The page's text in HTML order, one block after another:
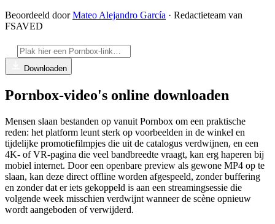
Beoordeeld doorMateo Alejandro García · Redactieteam van
FSAVED
Downloaden
Pornbox-video's online downloaden
Mensen slaan bestanden op vanuit Pornbox om een praktische
reden: het platform leunt sterk op voorbeelden in de winkel en
tijdelijke promotiefilmpjes die uit de catalogus verdwijnen, en een
4K- of VR-pagina die veel bandbreedte vraagt, kan erg haperen bij
mobiel internet. Door een openbare preview als gewone MP4 op te
slaan, kan deze direct offline worden afgespeeld, zonder buffering
en zonder dat er iets gekoppeld is aan een streamingsessie die
volgende week misschien verdwijnt wanneer de scène opnieuw
wordt aangeboden of verwijderd.